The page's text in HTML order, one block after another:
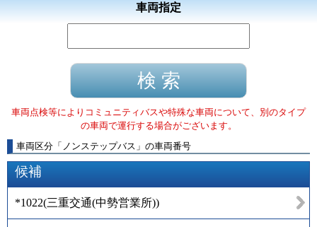
車両指定
車両点検等によりコミュニティバスや特殊な車両について、別のタイプ
の車両で運行する場合がございます。
車両区分 「 ノンステップバス 」 の車両番号
候補
*1022(三重交通(中勢営業所))